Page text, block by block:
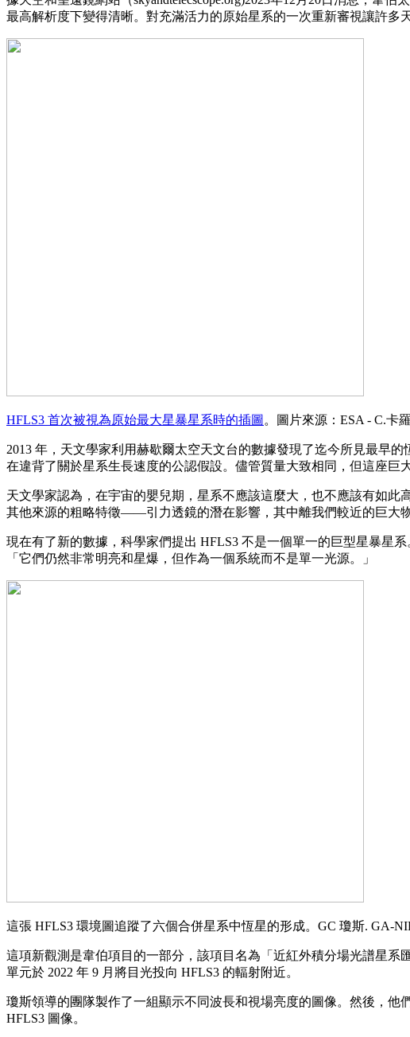
最高解析度下變得清晰。對充滿活力的原始星系的一次重新審視讓許多
HFLS3 首次被視為原始最大星暴星系時的插圖 。圖片來源：ESA - C.卡羅
2013 年，天文學家利用赫歇爾太空天文台的數據發現了迄今所見最早
在違背了關於星系生長速度的公認假設。儘管質量大致相同，但這座巨
天文學家認為，在宇宙的嬰兒期，星系不應該這麼大，也不應該有如
其他來源的粗略特徵——引力透鏡的潛在影響，其中離我們較近的巨大
現在有了新的數據，科學家們提出 HFLS3 不是一個單一的巨型星暴星
「它們仍然非常明亮和星爆，但作為一個系統而不是單一光源。」
這張 HFLS3 環境圖追蹤了六個合併星系中恆星的形成。GC 瓊斯. GA-
這項新觀測是韋伯項目的一部分，該項目名為「近紅外積分場光譜星
單元於 2022 年 9 月將目光投向 HFLS3 的輻射附近。
瓊斯領導的團隊製作了一組顯示不同波長和視場亮度的圖像。然後，
HFLS3 圖像。